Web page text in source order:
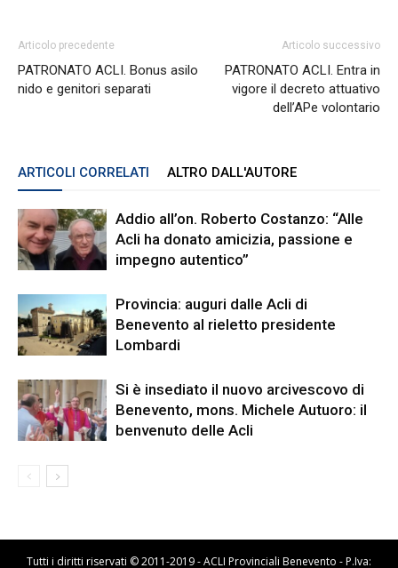
Articolo precedente
PATRONATO ACLI. Bonus asilo
nido e genitori separati
Articolo successivo
PATRONATO ACLI. Entra in
vigore il decreto attuativo
dell’APe volontario
ARTICOLI CORRELATI ALTRO DALL'AUTORE
Addio all’on. Roberto Costanzo: “Alle
Acli ha donato amicizia, passione e
impegno autentico”
Provincia: auguri dalle Acli di
Benevento al rieletto presidente
Lombardi
Si è insediato il nuovo arcivescovo di
Benevento, mons. Michele Autuoro: il
benvenuto delle Acli
Tutti i diritti riservati © 2011-2019 - ACLI Provinciali Benevento - P.Iva: